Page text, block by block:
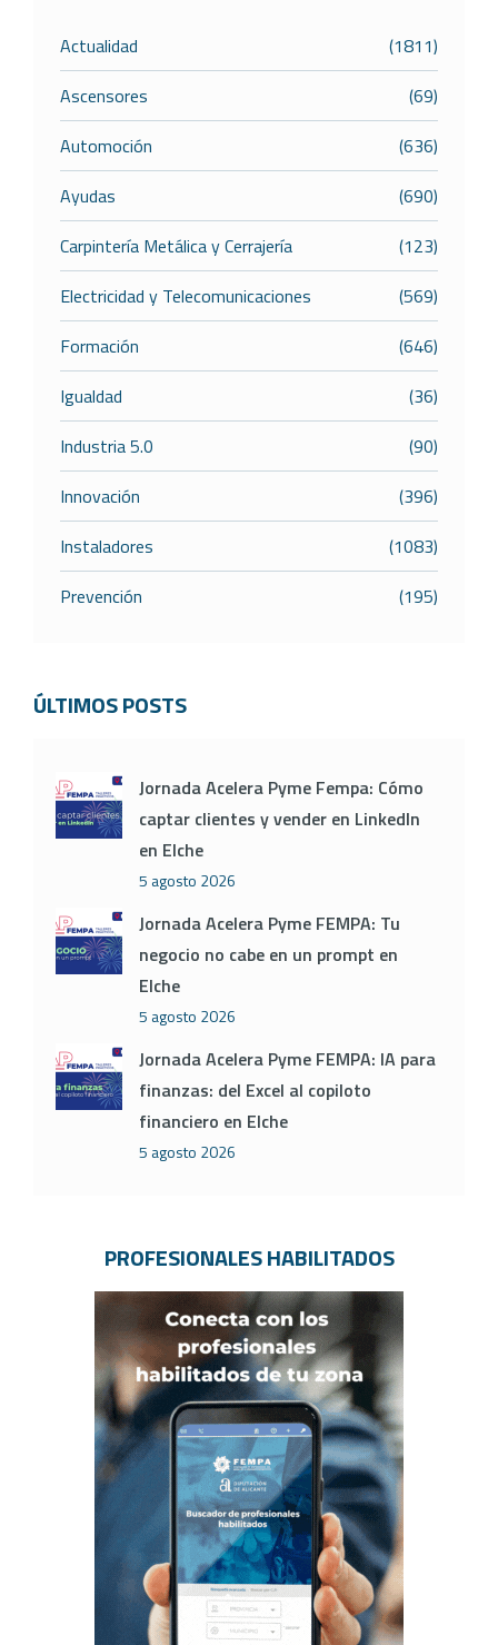
Actualidad
(1811)
Ascensores
(69)
Automoción
(636)
Ayudas
(690)
Carpintería Metálica y Cerrajería
(123)
Electricidad y Telecomunicaciones
(569)
Formación
(646)
Igualdad
(36)
Industria 5.0
(90)
Innovación
(396)
Instaladores
(1083)
Prevención
(195)
ÚLTIMOS POSTS
Jornada Acelera Pyme Fempa: Cómo
captar clientes y vender en LinkedIn
en Elche
5 agosto 2026
Jornada Acelera Pyme FEMPA: Tu
negocio no cabe en un prompt en
Elche
5 agosto 2026
Jornada Acelera Pyme FEMPA: IA para
finanzas: del Excel al copiloto
financiero en Elche
5 agosto 2026
PROFESIONALES HABILITADOS